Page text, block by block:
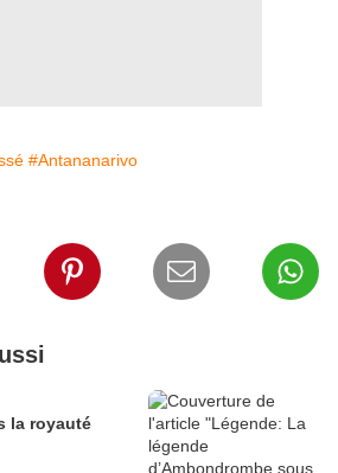
#Antananarivo
la royauté